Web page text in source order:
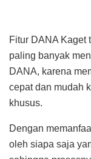
Fitur DANA Kaget
paling banyak
DANA, karena
cepat dan mudah
khusus.
Dengan
oleh siapa saja